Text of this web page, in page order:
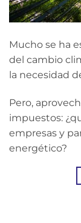
Mucho se ha
del cambio
la necesidad
Pero,
impuestos:
empresas y
energético?